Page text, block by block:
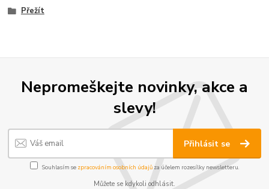
Přežít
Nepromeškejte novinky, akce a
slevy!
Přihlásit se
Souhlasím se zpracováním osobních údajůza účelem rozesílky newsletteru.
Můžete se kdykoli odhlásit.